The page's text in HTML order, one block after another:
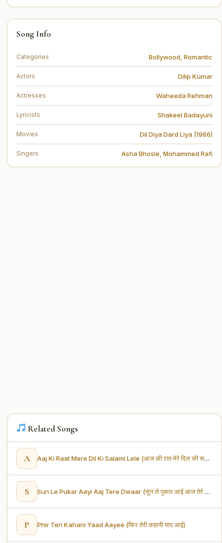
You can read the full lyrics of "Sawan Aaye Ya Na (सावन
आये या ना)" on this page.
Song Info
Categories Bollywood Romantic
Actors Dilip Kumar
Actresses Waheeda Rehman
Lyricists Shakeel Badayuni
Movies Dil Diya Dard Liya (1966)
Singers Asha Bhosle Mohammed Rafi
Related Songs
A Aaj Ki Raat Mere Dil Ki Salami Lele (आज की रात मेरे दिल की सलामी ले ले)
S Sun Le Pukar Aayi Aaj Tere Dwaar (सुन ले पुकार आई आज तेरे द्वार)
P Phir Teri Kahani Yaad Aayee (फिर तेरी कहानी याद आई)